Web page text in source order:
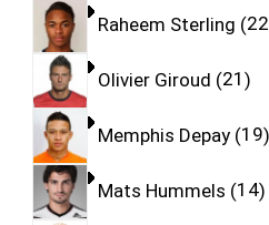
Raheem Sterling 22
Olivier Giroud 21
Memphis Depay 19
Mats Hummels 14